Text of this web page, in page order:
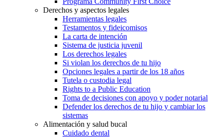
Derechos y aspectos legales
Herramientas legales
Testamentos y fideicomisos
La carta de intención
Sistema de justicia juvenil
Los derechos legales
Si violan los derechos de tu hijo
Opciones legales a partir de los 18 años
Tutela o custodia legal
Rights to a Public Education
Toma de decisiones con apoyo y poder notarial
Defender los derechos de tu hijo y cambiar los
sistemas
Alimentación y salud bucal
Cuidado dental